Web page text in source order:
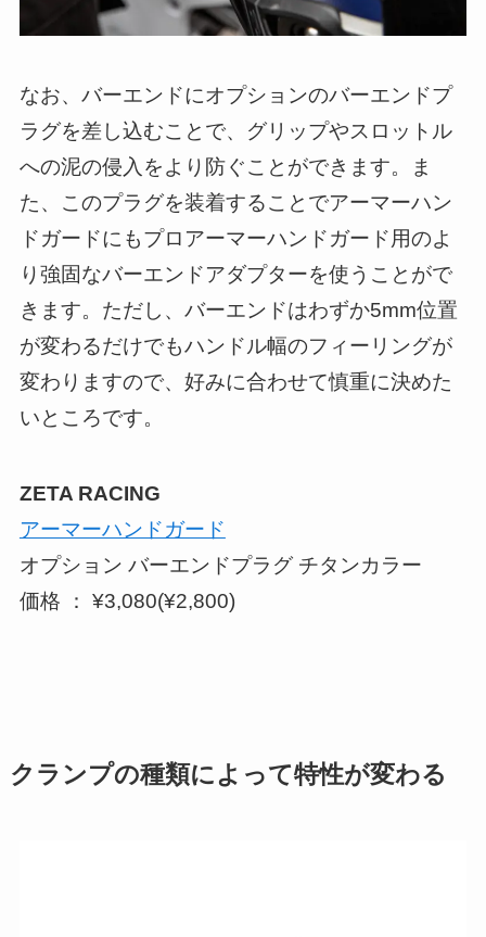
なお、バーエンドにオプションのバーエンドプ
ラグを差し込むことで、グリップやスロットル
への泥の侵入をより防ぐことができます。ま
た、このプラグを装着することでアーマーハン
ドガードにもプロアーマーハンドガード用のよ
り強固なバーエンドアダプターを使うことがで
きます。ただし、バーエンドはわずか5mm位置
が変わるだけでもハンドル幅のフィーリングが
変わりますので、好みに合わせて慎重に決めた
いところです。
ZETA RACING
アーマーハンドガード
オプション バーエンドプラグ チタンカラー
価格 ： ¥3,080(¥2,800)
クランプの種類によって特性が変わる